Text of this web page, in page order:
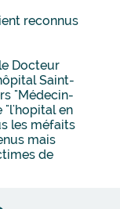
reconnus
Docteur
Saint-
"Médecin-
"l'hopital en
les méfaits
mais
de